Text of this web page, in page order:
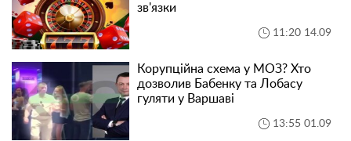
зв'язки
11:20 14.09
Корупційна схема у МОЗ? Хто
дозволив Бабенку та Лобасу
гуляти у Варшаві
13:55 01.09